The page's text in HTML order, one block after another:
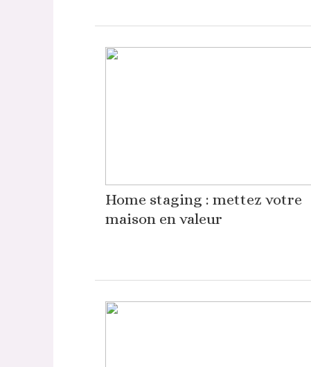
Home staging : mettez votre
maison en valeur